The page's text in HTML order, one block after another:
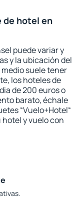
de hotel en
puede variar y
y la ubicación del
suele tener
los hoteles de
de 200 euros o
barato, échale
“Vuelo+Hotel“
hotel y vuelo con